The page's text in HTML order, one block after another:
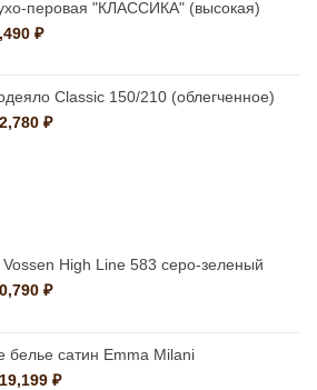
₽.
перовая "КЛАССИКА" (высокая)
₽Диапазон
–
3,490 ₽
Classic 150/210 (облегченное)
₽Текущая
High Line 583 серо-зеленый
₽Диапазон
–
10,790 ₽
белье сатин Emma Milani
19,199 ₽Диапазон